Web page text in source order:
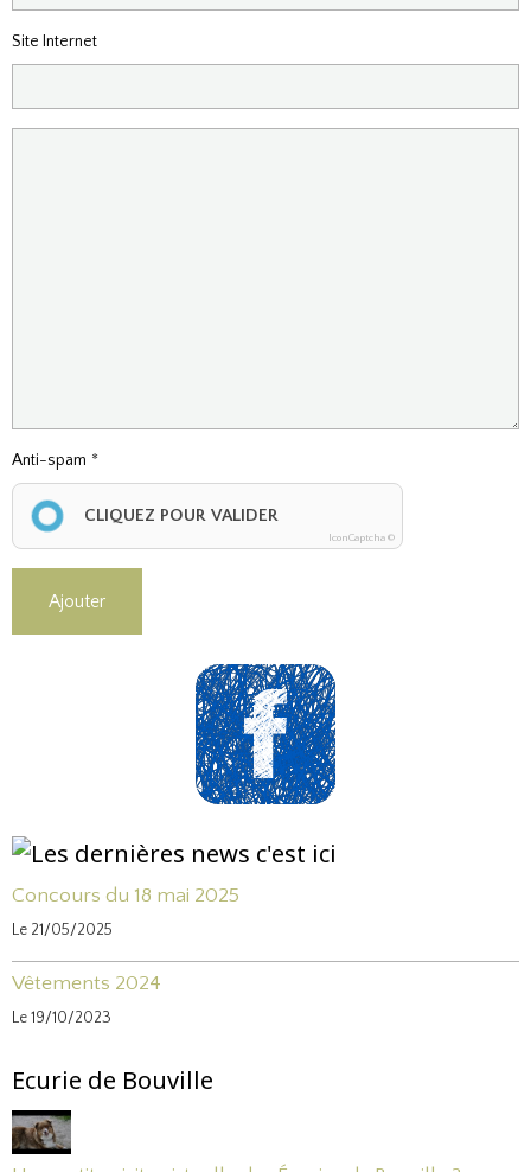
Site Internet
Anti-spam
CLIQUEZ POUR VALIDER
IconCaptcha ©
Ajouter
Concours du 18 mai 2025
Le 21/05/2025
Vêtements 2024
Le 19/10/2023
Ecurie de Bouville